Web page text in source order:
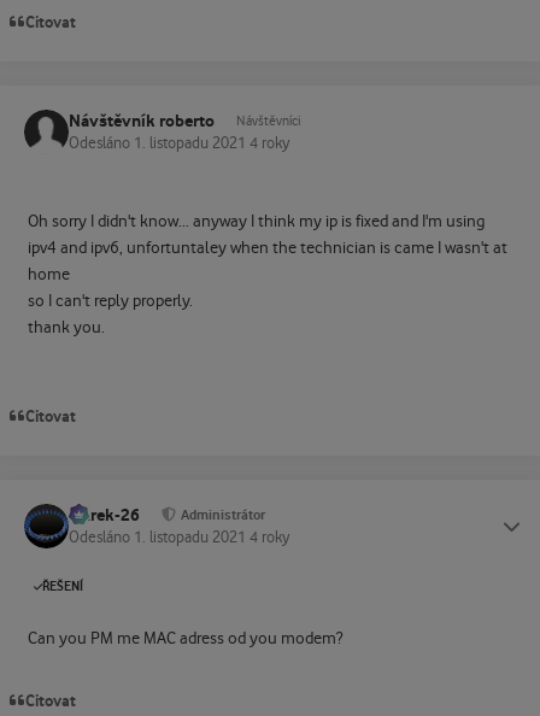
Citovat
Návštěvník roberto Návštěvníci
Odesláno 1. listopadu 2021 4 roky
Oh sorry I didn't know... anyway I think my ip is fixed and I'm using
ipv4 and ipv6, unfortuntaley when the technician is came I wasn't at
home
so I can't reply properly.
thank you.
Citovat
Marek-26 Administrátor
Odesláno 1. listopadu 2021 4 roky
ŘEŠENÍ
Can you PM me MAC adress od you modem?
Citovat